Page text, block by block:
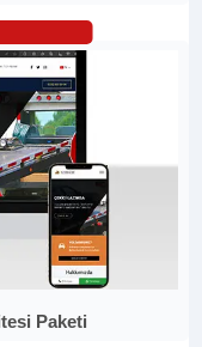
Paketi